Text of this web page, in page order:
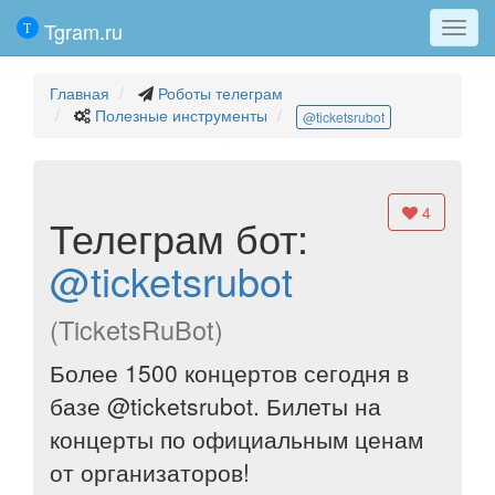
Меню
Tgram.ru
Главная
Роботы телеграм
Полезные инструменты
@ticketsrubot
4
Телеграм бот:
@ticketsrubot
(TicketsRuBot)
Более 1500 концертов сегодня в
базе @ticketsrubot. Билеты на
концерты по официальным ценам
от организаторов!